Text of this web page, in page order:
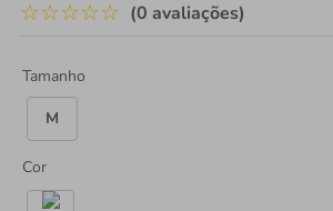
☆☆☆☆☆ (0 avaliações)
Tamanho
M
Cor